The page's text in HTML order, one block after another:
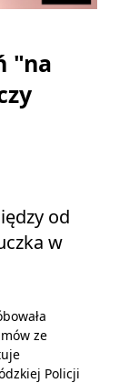
"na
od
w
ze
Policji